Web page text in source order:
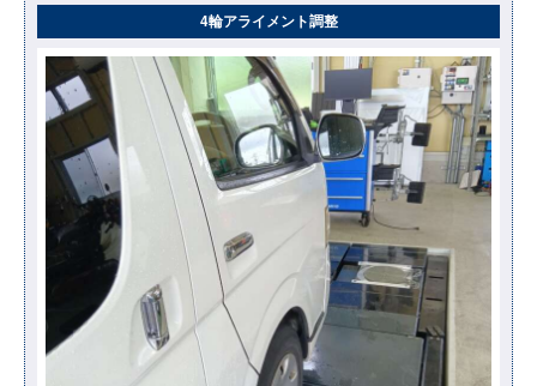
4輪アライメント調整